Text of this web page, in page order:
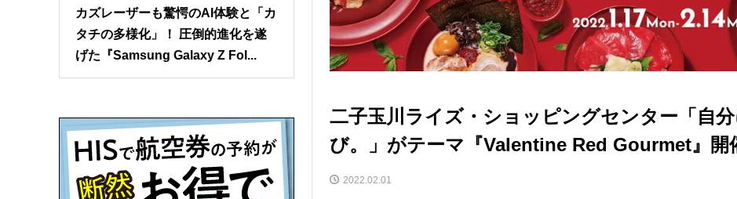
二子玉川ライズ・ショッピングセンター「自
び。」がテーマ『Valentine Red Gourmet』開
2022.02.01
カズレーザーも驚愕のAI体験と「カ
タチの多様化」！ 圧倒的進化を遂
げた『Samsung Galaxy Z Fol...